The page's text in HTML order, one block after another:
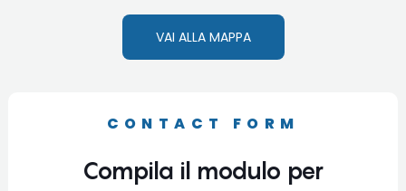
VAI ALLA MAPPA
CONTACT FORM
Compila il modulo per